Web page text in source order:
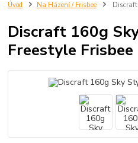
Úvod Na Házení / Frisbee Discraft
Discraft 160g
Freestyle Frisbee